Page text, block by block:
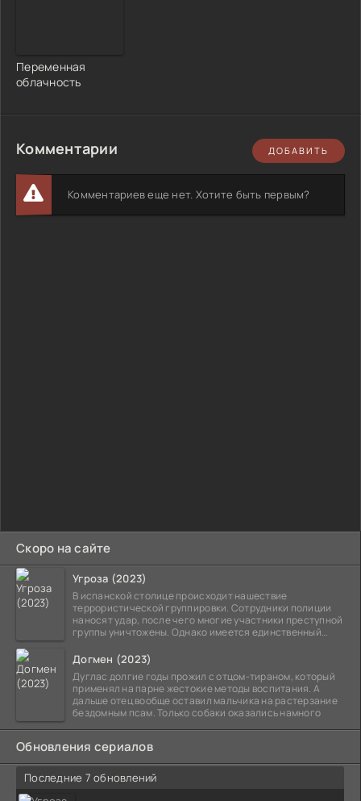
Скоро на сайте
Угроза (2023)
В испанской столице происходит нашествие
террористической группировки. Сотрудники полиции
наносят удар, после чего многие участники преступной
группы уничтожены. Однако имеется единственный
Догмен (2023)
Дуглас долгие годы прожил с отцом-тираном, который
применял на парне жестокие методы воспитания. А
дальше отец вообще оставил мальчика на растерзание
бездомным псам. Только собаки оказались намного
Обновления сериалов
Последние 7 обновлений
Переменная
облачность
Комментарии ДОБАВИТЬ
Комментариев еще нет. Хотите быть первым?